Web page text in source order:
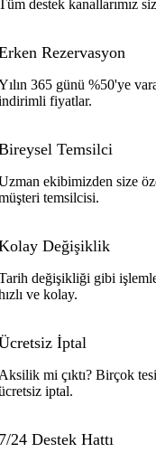
destek kanallarımız
Rezervasyon
365 günü %50'ye
fiyatlar.
Temsilci
ekibimizden size
temsilcisi.
Değişiklik
değişikliği gibi
ve kolay.
İptal
mi çıktı? Birçok
iptal.
24 Destek Hattı